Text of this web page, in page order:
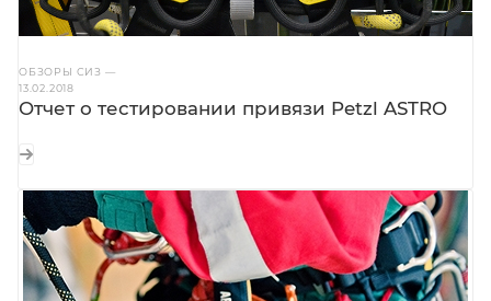
ОБЗОРЫ СИЗ —
13.02.2018
Отчет о тестировании привязи Petzl ASTRO